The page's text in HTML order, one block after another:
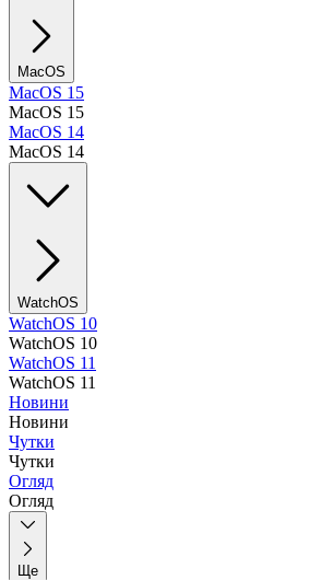
MacOS
MacOS 15
MacOS 15
MacOS 14
MacOS 14
WatchOS
WatchOS 10
WatchOS 10
WatchOS 11
WatchOS 11
Новини
Новини
Чутки
Чутки
Огляд
Огляд
Ще